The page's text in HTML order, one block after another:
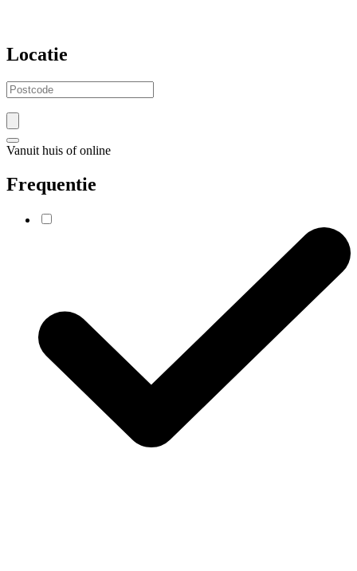
Locatie
Vanuit huis of online
Frequentie